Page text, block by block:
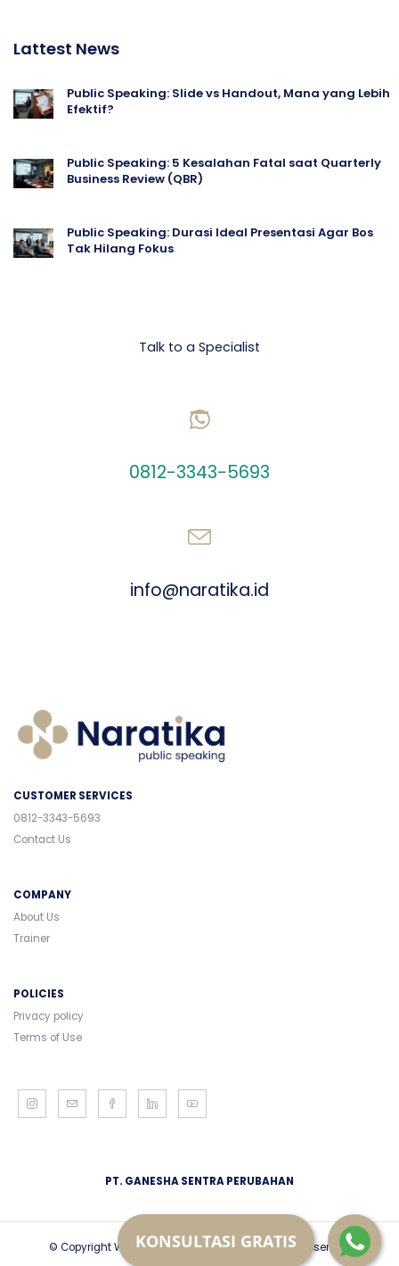
Lattest News
Public Speaking: Slide vs Handout, Mana yang Lebih
Efektif?
Public Speaking: 5 Kesalahan Fatal saat Quarterly
Business Review (QBR)
Public Speaking: Durasi Ideal Presentasi Agar Bos
Tak Hilang Fokus
Talk to a Specialist
0812-3343-5693
info@naratika.id
CUSTOMER SERVICES
0812-3343-5693
Contact Us
COMPANY
About Us
Trainer
POLICIES
Privacy policy
Terms of Use
PT. GANESHA SENTRA PERUBAHAN
© Copyright Wiradipa Nusantara 2018. All Rights Reserved.
KONSULTASI GRATIS